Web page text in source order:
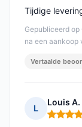
Gepubliceerd
na een
Tijdige
Vertaalde
L
Louis A.